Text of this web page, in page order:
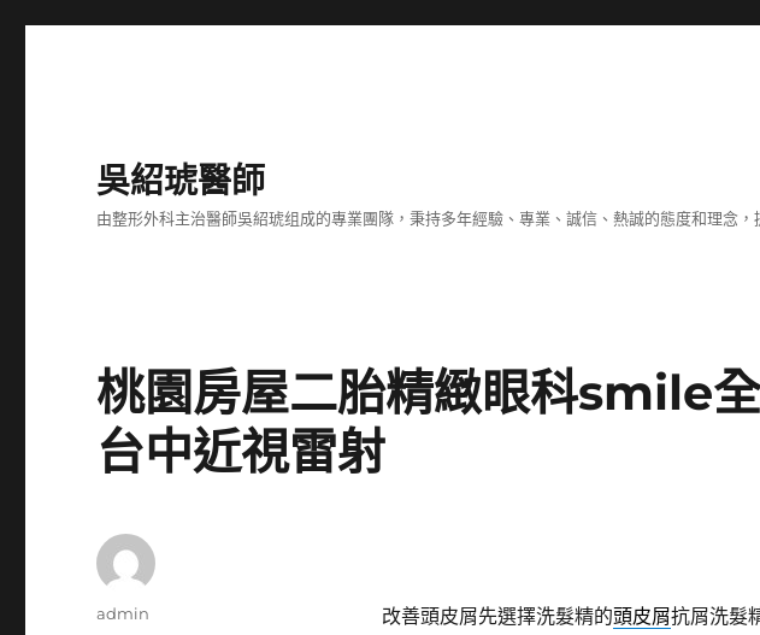
吳紹琥醫師
由整形外科主治醫師吳紹琥组成的專業團隊，秉持多年經驗、專業、誠信、熱誠的態度和理念
桃園房屋二胎精緻眼科smile
台中近視雷射
改善頭皮屑先選擇洗髮精的頭皮屑抗屑洗髮
作
admin